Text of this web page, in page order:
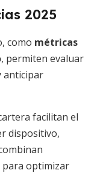
2025
como métricas
, permiten evaluar
anticipar
facilitan el
dispositivo,
optimizar